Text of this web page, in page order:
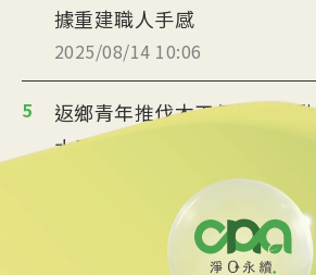
據重建職人手感
2025/08/14 10:06
5
返鄉青年推伐木工便當 帶動
水里觀光與減碳經濟
台中智慧停車無紙化9/8上線